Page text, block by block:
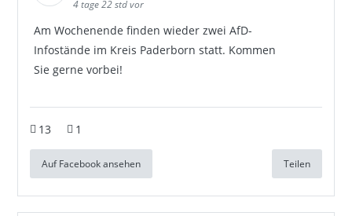
4 tage 22 std vor
Am Wochenende finden wieder zwei AfD-
Infostände im Kreis Paderborn statt. Kommen
Sie gerne vorbei!
13 1
Auf Facebook ansehen Teilen